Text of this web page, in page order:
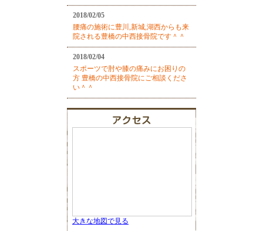
2018/02/05
腰痛の施術に豊川,新城,湖西からも来
院される豊橋の中西接骨院です＾＾
2018/02/04
スポーツで肘や膝の痛みにお困りの
方 豊橋の中西接骨院にご相談くださ
い＾＾
大きな地図で見る